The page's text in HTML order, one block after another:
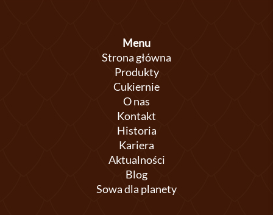
Menu
Strona główna
Produkty
Cukiernie
O nas
Kontakt
Historia
Kariera
Aktualności
Blog
Sowa dla planety